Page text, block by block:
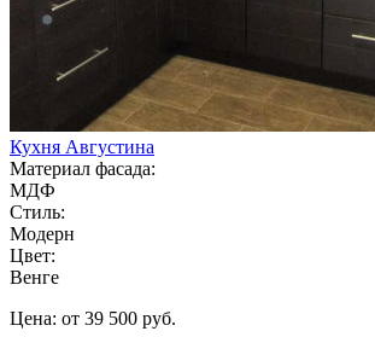
Кухня Августина
Материал фасада:
МДФ
Стиль:
Модерн
Цвет:
Венге
Цена: от 39 500 руб.